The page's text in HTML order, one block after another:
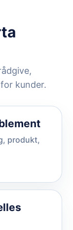
kunder.
produkt,